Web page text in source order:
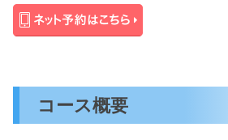
コース概要